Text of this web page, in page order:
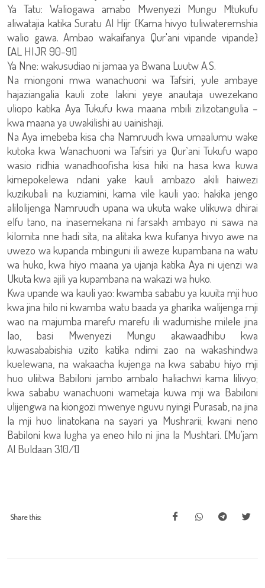
Ya Tatu: Waliogawa amabo Mwenyezi Mungu Mtukufu
aliwatajia katika Suratu Al Hijr {Kama hivyo tuliwateremshia
walio gawa. Ambao wakaifanya Qur'ani vipande vipande}
[AL HIJR 90-91]
Ya Nne: wakusudiao ni jamaa ya Bwana Luutw A.S.
Na miongoni mwa wanachuoni wa Tafsiri, yule ambaye
hajaziangalia kauli zote lakini yeye anautaja uwezekano
uliopo katika Aya Tukufu kwa maana mbili zilizotangulia –
kwa maana ya uwakilishi au uainishaji.
Na Aya imebeba kisa cha Namruudh kwa umaalumu wake
kutoka kwa Wanachuoni wa Tafsiri ya Qur`ani Tukufu wapo
wasio ridhia wanadhoofisha kisa hiki na hasa kwa kuwa
kimepokelewa ndani yake kauli ambazo akili haiwezi
kuzikubali na kuziamini, kama vile kauli yao: hakika jengo
alilolijenga Namruudh upana wa ukuta wake ulikuwa dhirai
elfu tano, na inasemekana ni farsakh ambayo ni sawa na
kilomita nne hadi sita, na alitaka kwa kufanya hivyo awe na
uwezo wa kupanda mbinguni ili aweze kupambana na watu
wa huko, kwa hiyo maana ya ujanja katika Aya ni ujenzi wa
Ukuta kwa ajili ya kupambana na wakazi wa huko.
Kwa upande wa kauli yao: kwamba sababu ya kuuita mji huo
kwa jina hilo ni kwamba watu baada ya gharika walijenga mji
wao na majumba marefu marefu ili wadumishe milele jina
lao, basi Mwenyezi Mungu akawaadhibu kwa
kuwasababishia uzito katika ndimi zao na wakashindwa
kuelewana, na wakaacha kujenga na kwa sababu hiyo mji
huo uliitwa Babiloni jambo ambalo haliachwi kama lilivyo;
kwa sababu wanachuoni wametaja kuwa mji wa Babiloni
ulijengwa na kiongozi mwenye nguvu nyingi Purasab, na jina
la mji huo linatokana na sayari ya Mushrarii; kwani neno
Babiloni kwa lugha ya eneo hilo ni jina la Mushtari. [Mu'jam
Al Buldaan 310/1]
Share this: